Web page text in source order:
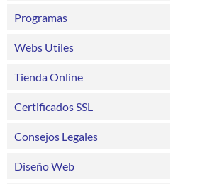
Programas
Webs Utiles
Tienda Online
Certificados SSL
Consejos Legales
Diseño Web